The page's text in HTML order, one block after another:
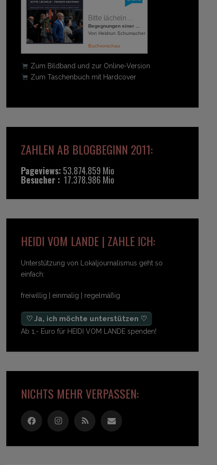
Bitte lächeln ...
Begegnungen einer ...
Von Heidrun Schumacher
Buchvorschau
Zum Bildband und zur Online-Version
Zum Taschenbuch mit Hardcover
ZAHLEN AB BLOGBEGINN 2011:
Pageviews: 53.874.859 Mio
Besucher : 17.378.986 Mio
HEIDI VOM LANDE | ZAHLE ICH:
Unterstützung von Lokaljournalismus geht so
einfach:
freiwillig | einmalig | regelmäßig
♡ Ja, ich möchte unterstützen ♡
Ab 1,- Euro für HEIDI VOM LANDE spenden!
NICHTS MEHR VERPASSEN: